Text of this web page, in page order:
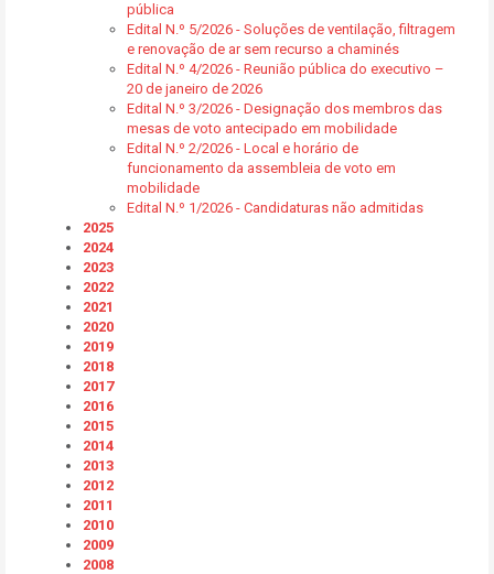
pública
Edital N.º 5/2026 - Soluções de ventilação, filtragem
e renovação de ar sem recurso a chaminés
Edital N.º 4/2026 - Reunião pública do executivo –
20 de janeiro de 2026
Edital N.º 3/2026 - Designação dos membros das
mesas de voto antecipado em mobilidade
Edital N.º 2/2026 - Local e horário de
funcionamento da assembleia de voto em
mobilidade
Edital N.º 1/2026 - Candidaturas não admitidas
2025
2024
2023
2022
2021
2020
2019
2018
2017
2016
2015
2014
2013
2012
2011
2010
2009
2008